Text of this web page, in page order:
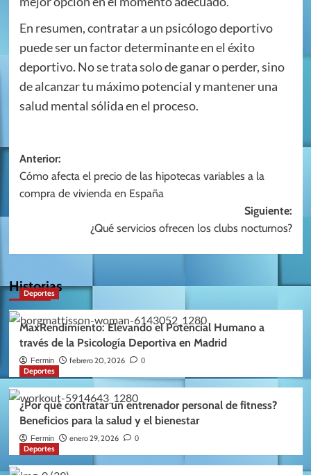
En resumen, contratar a un psicólogo deportivo
puede ser un factor determinante en el éxito
deportivo. No se trata solo de ganar o perder, sino
de alcanzar tu máximo potencial y mantener una
salud mental sólida en el proceso.
Navegación
de
entradas
Anterior:
Cómo afecta el precio de las hipotecas variables a la
compra de vivienda en España
Siguiente:
¿Qué servicios ofrecen los clubs nocturnos?
Historias
Deportes
MaxRendimiento: Elevando el Potencial Humano a
través de la Psicología Deportiva en Madrid
Fermin febrero 20, 2026 0
Deportes
¿Por qué contratar un entrenador personal de fitness?
Beneficios para la salud y el bienestar
Fermin enero 29, 2026 0
Deportes